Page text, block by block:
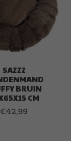
SAZZZ
BRUIN
CM
€42,99